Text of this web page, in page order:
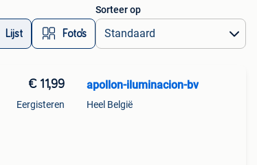
Lijst Foto’s
Sorteer op
€ 11,99
Eergisteren
apollon-iluminacion-bv
Heel België